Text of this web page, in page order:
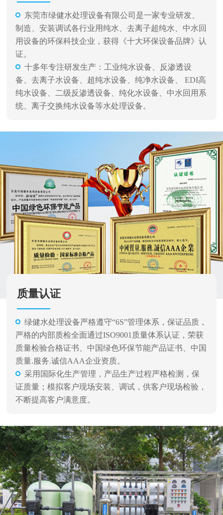
东莞市绿健水处理设备有限公司是一家专业研发、
制造、安装调试各行业用纯水、去离子超纯水、中水回
用设备的环保科技企业，获得《十大环保设备品牌》认
证。
十多年专注研发生产：工业纯水设备、反渗透设
备、去离子水设备、超纯水设备、纯净水设备、 EDI高
纯水设备、二级反渗透设备、纯化水设备、中水回用系
统、离子交换纯水设备等水处理设备。
质量认证
绿健水处理设备严格遵守“6S”管理体系，保证品质，
严格的内部质检全面通过ISO9001质量体系认证，荣获
质量检验合格证书、中国绿色环保节能产品证书、中国
质量.服务.诚信AAA企业资质。
采用国际化生产管理，产品生产过程严格检测，保
证质量；模拟客户现场安装、调试，供客户现场检验，
不断提高客户满意度。